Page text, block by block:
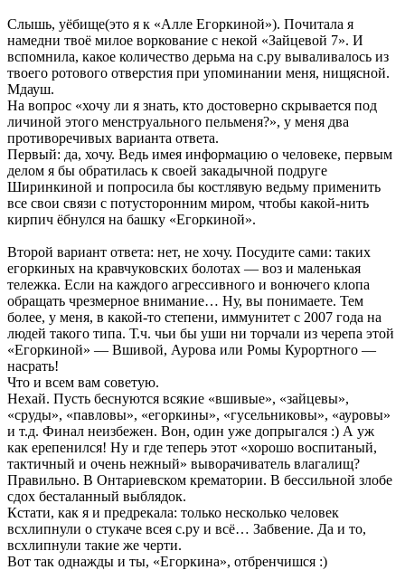
Слышь, уёбище(это я к «Алле Егоркиной»). Почитала я
намедни твоё милое воркование с некой «Зайцевой 7». И
вспомнила, какое количество дерьма на с.ру вываливалось из
твоего ротового отверстия при упоминании меня, нищясной.
Мдауш.
На вопрос «хочу ли я знать, кто достоверно скрывается под
личиной этого менструального пельменя?», у меня два
противоречивых варианта ответа.
Первый: да, хочу. Ведь имея информацию о человеке, первым
делом я бы обратилась к своей закадычной подруге
Ширинкиной и попросила бы костлявую ведьму применить
все свои связи с потусторонним миром, чтобы какой-нить
кирпич ёбнулся на башку «Егоркиной».
Второй вариант ответа: нет, не хочу. Посудите сами: таких
егоркиных на кравчуковских болотах — воз и маленькая
тележка. Если на каждого агрессивного и вонючего клопа
обращать чрезмерное внимание… Ну, вы понимаете. Тем
более, у меня, в какой-то степени, иммунитет с 2007 года на
людей такого типа. Т.ч. чьи бы уши ни торчали из черепа этой
«Егоркиной» — Вшивой, Аурова или Ромы Курортного —
насрать!
Что и всем вам советую.
Нехай. Пусть беснуются всякие «вшивые», «зайцевы»,
«сруды», «павловы», «егоркины», «гусельниковы», «ауровы»
и т.д. Финал неизбежен. Вон, один уже допрыгался :) А уж
как ерепенился! Ну и где теперь этот «хорошо воспитаный,
тактичный и очень нежный» выворачиватель влагалищ?
Правильно. В Онтариевском крематории. В бессильной злобе
сдох бесталанный выблядок.
Кстати, как я и предрекала: только несколько человек
всхлипнули о стукаче всея с.ру и всё… Забвение. Да и то,
всхлипнули такие же черти.
Вот так однажды и ты, «Егоркина», отбренчишся :)